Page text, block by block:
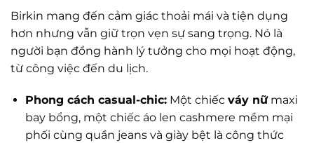
Birkin mang đến cảm giác thoải mái và tiện dụng
hơn nhưng vẫn giữ trọn vẹn sự sang trọng. Nó là
người bạn đồng hành lý tưởng cho mọi hoạt động,
từ công việc đến du lịch.
Phong cách casual-chic:Một chiếc váy nữmaxi
bay bổng, một chiếc áo len cashmere mềm mại
phối cùng quần jeans và giày bệt là công thức